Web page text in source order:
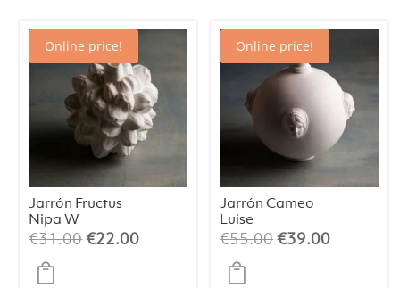
Online price!
Jarrón Fructus
Nipa W
€31.00El
€22.00El
Online price!
Jarrón Cameo
Luise
€55.00El
€39.00El